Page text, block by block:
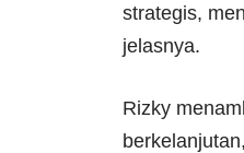
strategis,
jelasnya.
Rizky